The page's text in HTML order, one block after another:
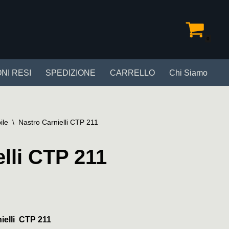
RESI SPEDIZIONE CARRELLO Chi Siamo
\ Nastro Carnielli CTP 211
CTP 211
CTP 211